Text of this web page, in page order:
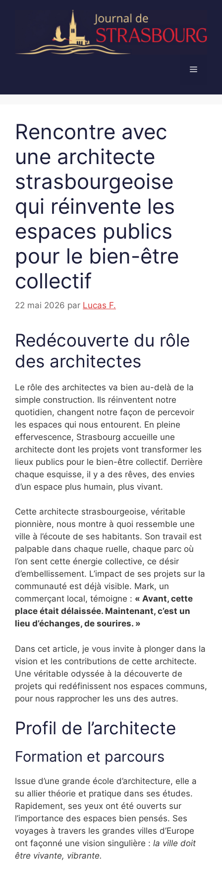
Menu
Rencontre avec
une architecte
strasbourgeoise
qui réinvente les
espaces publics
pour le bien-être
collectif
22 mai 2026 par Lucas F.
Redécouverte du rôle
des architectes
Le rôle des architectes va bien au-delà de la
simple construction. Ils réinventent notre
quotidien, changent notre façon de percevoir
les espaces qui nous entourent. En pleine
effervescence, Strasbourg accueille une
architecte dont les projets vont transformer les
lieux publics pour le bien-être collectif. Derrière
chaque esquisse, il y a des rêves, des envies
d’un espace plus humain, plus vivant.
Cette architecte strasbourgeoise, véritable
pionnière, nous montre à quoi ressemble une
ville à l’écoute de ses habitants. Son travail est
palpable dans chaque ruelle, chaque parc où
l’on sent cette énergie collective, ce désir
d’embellissement. L’impact de ses projets sur la
communauté est déjà visible. Mark, un
commerçant local, témoigne : « Avant, cette
place était délaissée. Maintenant, c’est un
lieu d’échanges, de sourires. »
Dans cet article, je vous invite à plonger dans la
vision et les contributions de cette architecte.
Une véritable odyssée à la découverte de
projets qui redéfinissent nos espaces communs,
pour nous rapprocher les uns des autres.
Profil de l’architecte
Formation et parcours
Issue d’une grande école d’architecture, elle a
su allier théorie et pratique dans ses études.
Rapidement, ses yeux ont été ouverts sur
l’importance des espaces bien pensés. Ses
voyages à travers les grandes villes d’Europe
ont façonné une vision singulière : la ville doit
être vivante, vibrante.